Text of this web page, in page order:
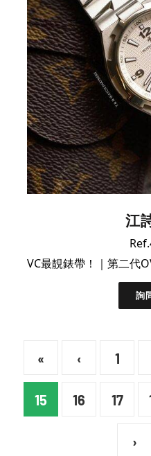
江
詢
« ‹ 1
15 16 17
›